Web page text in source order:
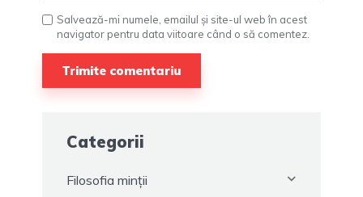
Salvează-mi numele, emailul și site-ul web în acest
navigator pentru data viitoare când o să comentez.
Categorii
Filosofia minții